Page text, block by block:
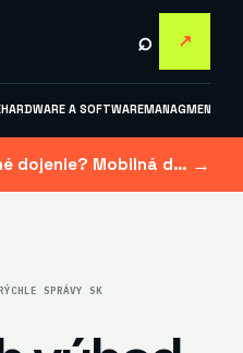
⌕ ↗
HARDWARE A SOFTWAREMANAGMENT A
Ako si uľahčiť každodenné dojenie? Mobilná dojačka šetrí čas aj námahu →
SPRÁVY SK